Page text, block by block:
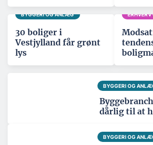
BYGGERI OG ANLÆG
30 boliger i
Vestjylland får grønt
lys
BYGGERI OG
dårlig til at
BYGGERI OG